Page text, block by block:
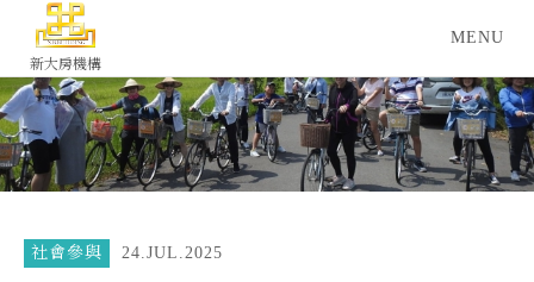
社會參與 24.JUL.2025
新大房機構